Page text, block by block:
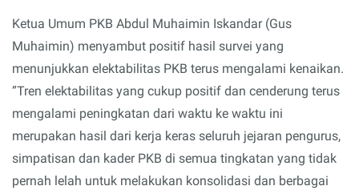
Ketua Umum PKB Abdul Muhaimin Iskandar (Gus
Muhaimin) menyambut positif hasil survei yang
menunjukkan elektabilitas PKB terus mengalami kenaikan.
”Tren elektabilitas yang cukup positif dan cenderung terus
mengalami peningkatan dari waktu ke waktu ini
merupakan hasil dari kerja keras seluruh jejaran pengurus,
simpatisan dan kader PKB di semua tingkatan yang tidak
pernah lelah untuk melakukan konsolidasi dan berbagai